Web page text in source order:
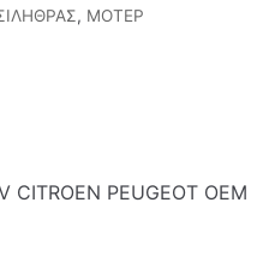
, ΜΟΤΕΡ
PEUGEOT OEM